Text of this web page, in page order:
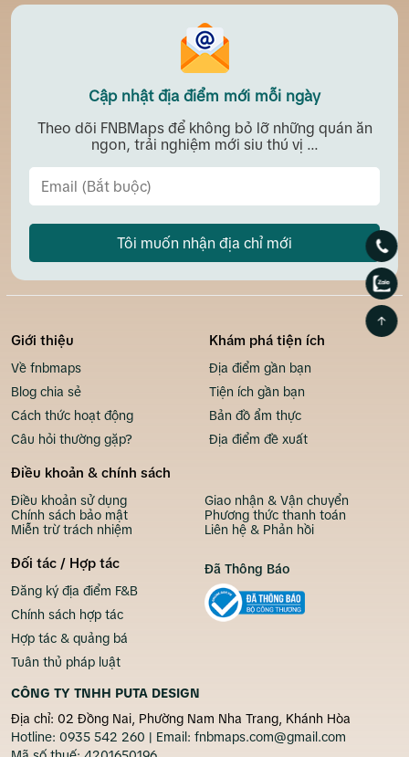
Cập nhật địa điểm mới mỗi ngày
Theo dõi FNBMaps để không bỏ lỡ những quán ăn
ngon, trải nghiệm mới siu thú vị ...
Tôi muốn nhận địa chỉ mới
Giới thiệu
Về fnbmaps
Blog chia sẻ
Cách thức hoạt động
Câu hỏi thường gặp?
Khám phá tiện ích
Địa điểm gần bạn
Tiện ích gần bạn
Bản đồ ẩm thực
Địa điểm đề xuất
Điều khoản & chính sách
Điều khoản sử dụng
Chính sách bảo mật
Miễn trừ trách nhiệm
Giao nhận & Vận chuyển
Phương thức thanh toán
Liên hệ & Phản hồi
Đối tác / Hợp tác
Đăng ký địa điểm F&B
Chính sách hợp tác
Hợp tác & quảng bá
Tuân thủ pháp luật
CÔNG TY TNHH PUTA DESIGN
Địa chỉ: 02 Đồng Nai, Phường Nam Nha Trang, Khánh Hòa
Hotline: 0935 542 260 | Email: fnbmaps.com@gmail.com
Đã Thông Báo